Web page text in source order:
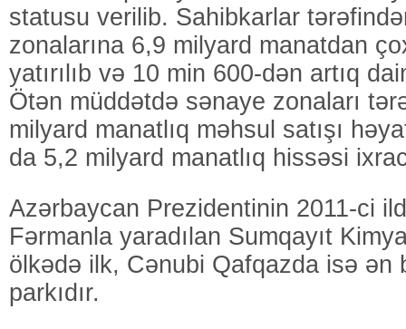
statusu verilib. Sahibkarlar
zonalarına 6,9 milyard manatdan
yatırılıb və 10 min 600-dən artıq
Ötən müddətdə sənaye zonaları
milyard manatlıq məhsul satışı
da 5,2 milyard manatlıq hissəsi
Azərbaycan Prezidentinin 2011-ci
Fərmanla yaradılan Sumqayıt
ölkədə ilk, Cənubi Qafqazda isə ən
parkıdır.